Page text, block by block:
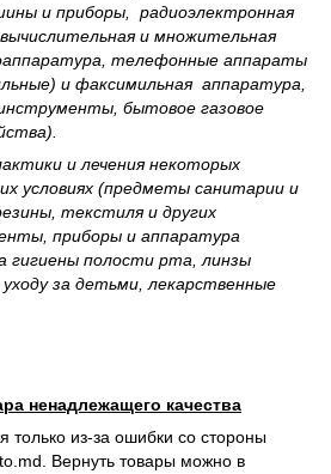
и приборы, радиоэлектронная
и множительная
телефонные аппараты
и факсимильная аппаратура,
бытовое газовое
и лечения некоторых
условиях (предметы санитарии и
текстиля и других
приборы и аппаратура
гигиены полости рта, линзы
за детьми, лекарственные
ненадлежащего качества
только из-за ошибки со стороны
Вернуть товары можно в